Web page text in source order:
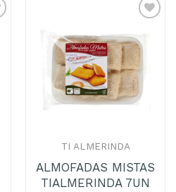
Adicionar
aos
Favoritos
TI ALMERINDA
ALMOFADAS MISTAS
TIALMERINDA 7UN